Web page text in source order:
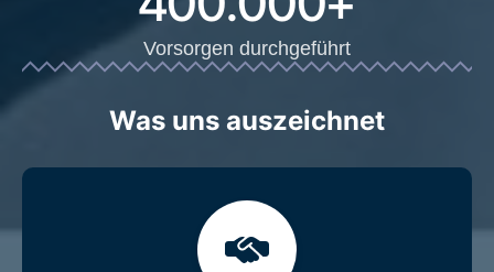
Vorsorgen durchgeführt
Was uns auszeichnet